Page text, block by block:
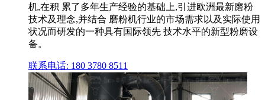
机,在积 累了多年生产经验的基础上,引进欧洲最新磨粉
技术及理念,并结合 磨粉机行业的市场需求以及实际使用
状况而研发的一种具有国际领先 技术水平的新型粉磨设
备。
联系电话: 180 3780 8511